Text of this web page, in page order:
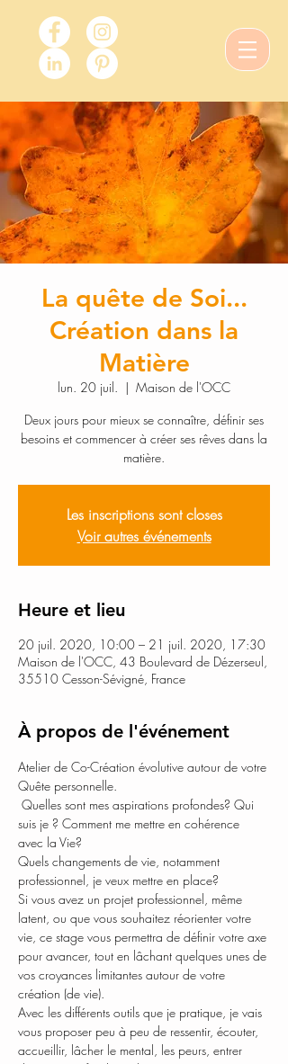
La quête de Soi...
Création dans la
Matière
lun. 20 juil.
  |
Maison de l'OCC
Deux jours pour mieux se connaître, définir ses
besoins et commencer à créer ses rêves dans la
matière.
Les inscriptions sont closes
Voir autres événements
Heure et lieu
20 juil. 2020, 10:00 – 21 juil. 2020, 17:30
Maison de l'OCC, 43 Boulevard de Dézerseul,
35510 Cesson-Sévigné, France
À propos de l'événement
Atelier de Co-Création évolutive autour de votre
Quête personnelle.
Quelles sont mes aspirations profondes? Qui
suis je ? Comment me mettre en cohérence
avec la Vie?
Quels changements de vie, notamment
professionnel, je veux mettre en place?
Si vous avez un projet professionnel, même
latent, ou que vous souhaitez réorienter votre
vie, ce stage vous permettra de définir votre axe
pour avancer, tout en lâchant quelques unes de
vos croyances limitantes autour de votre
création (de vie).
Avec les différents outils que je pratique, je vais
vous proposer peu à peu de ressentir, écouter,
accueillir, lâcher le mental, les peurs, entrer